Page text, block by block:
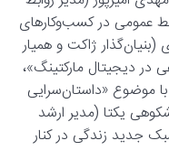
عمومی در کسب‌وکارهای
ژاکت و همیار
دیجیتال مارکتینگ»،
موضوع «داستان‌سرایی
یکتا (مدیر ارشد
جدید زندگی در کنار